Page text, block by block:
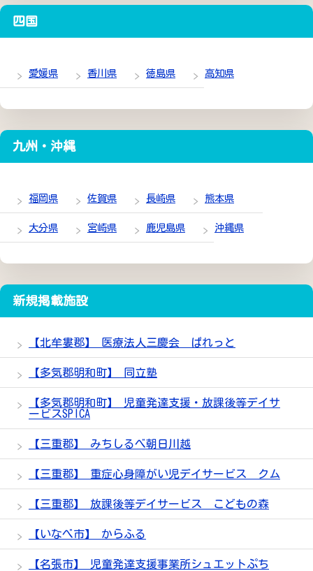
四国
愛媛県 香川県 徳島県 高知県
九州・沖縄
福岡県 佐賀県 長崎県 熊本県
大分県 宮崎県 鹿児島県 沖縄県
新規掲載施設
【北牟婁郡】 医療法人三慶会 ぱれっと
【多気郡明和町】 同立塾
【多気郡明和町】 児童発達支援・放課後等デイサ
ービスSPICA
【三重郡】 みちしるべ朝日川越
【三重郡】 重症心身障がい児デイサービス クム
【三重郡】 放課後等デイサービス こどもの森
【いなべ市】 からふる
【名張市】 児童発達支援事業所シュエットぷち